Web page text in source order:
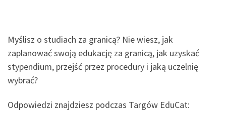
Myślisz o studiach za granicą? Nie wiesz, jak
zaplanować swoją edukację za granicą, jak uzyskać
stypendium, przejść przez procedury i jaką uczelnię
wybrać?
Odpowiedzi znajdziesz podczas Targów EduCat: